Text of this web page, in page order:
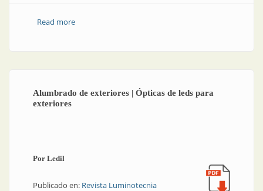
Read moreabout En qué consiste ofrecer tecnología led
Alumbrado de exteriores | Ópticas de leds para
exteriores
Por Ledil
Publicado en: Revista Luminotecnia